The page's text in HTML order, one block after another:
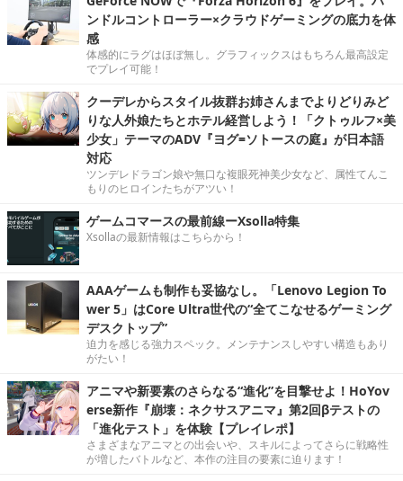
ンドルコントローラー×クラウドゲーミングの底力を体
感
体感的にラグはほぼ無し。グラフィックスはもちろん最高設定
でプレイ可能！
クーデレからスタイル抜群お姉さんまでよりどりみど
りな人外娘たちとホテル経営しよう！「クトゥルフ×美
少女」テーマのADV『ヨグ=ソトースの庭』が日本語
対応
ツンデレドラゴン娘や無口な複眼死神美少女など、属性てんこ
もりのヒロインたちがアツい！
ゲームコマースの最前線ーXsolla特集
Xsollaの最新情報はこちらから！
AAAゲームも制作も妥協なし。「Lenovo Legion To
wer 5」はCore Ultra世代の“全てこなせるゲーミング
デスクトップ”
迫力を感じる強力スペック。メンテナンスしやすい構造もあり
がたい！
アニマや新要素のさらなる“進化”を目撃せよ！HoYov
erse新作『崩壊：ネクサスアニマ』第2回βテストの
「進化テスト」を体験【プレイレポ】
さまざまなアニマとの出会いや、スキルによってさらに戦略性
が増したバトルなど、本作の注目の要素に迫ります！